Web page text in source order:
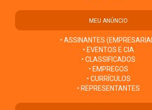
MEU ANÚNCIO
• ASSINANTES
• EVENTOS E CIA
• CLASSIFICADOS
• EMPREGOS
• CURRÍCULOS
• REPRESENTANTES